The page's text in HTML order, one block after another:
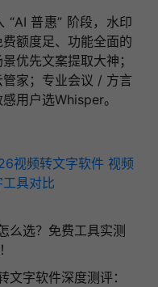
普惠” 阶段，水印
额度足、功能全面的
优先文案提取大神；
家；专业会议 / 方言
用户选Whisper。
视频转文字软件 视频
具对比
么选？免费工具实测
字软件深度测评：